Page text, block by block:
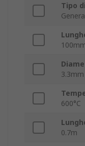
Tipo
3.3mm
600°C
0.7m